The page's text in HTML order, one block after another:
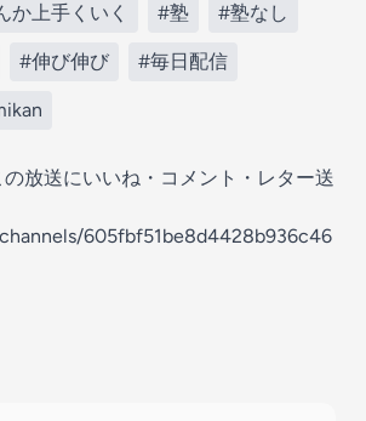
か上手くいく #塾 #塾なし
#伸び伸び #毎日配信
放送にいいね・コメント・レター送
605fbf51be8d4428b936c46